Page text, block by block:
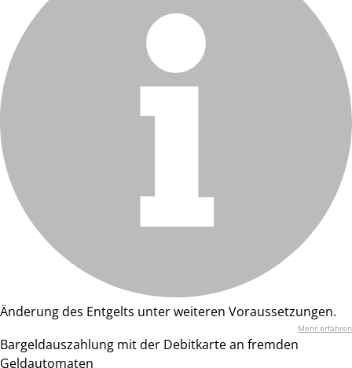
Änderung des Entgelts unter weiteren Voraussetzungen.
Mehr erfahren
Bargeldauszahlung mit der Debitkarte an fremden
Geldautomaten